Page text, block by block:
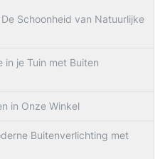
Schoonheid van Natuurlijke
in je Tuin met Buiten
in Onze Winkel
Buitenverlichting met